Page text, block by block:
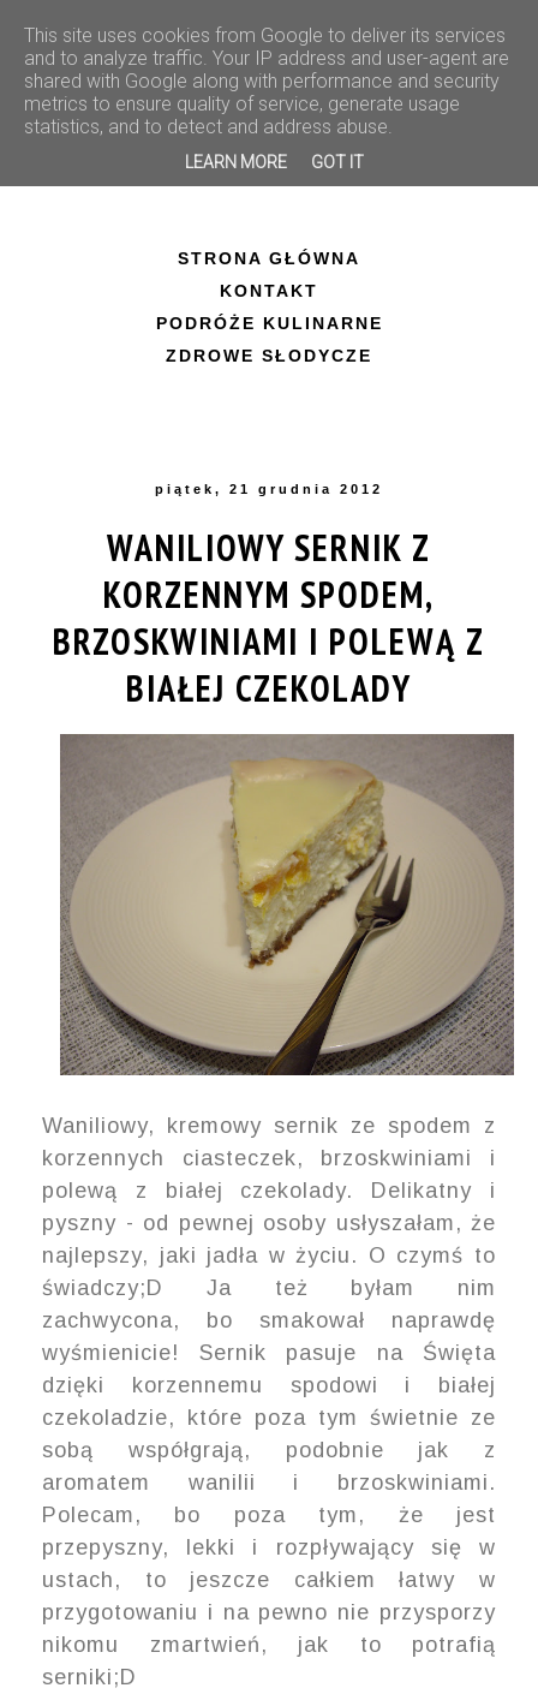
STRONA GŁÓWNA
KONTAKT
PODRÓŻE KULINARNE
ZDROWE SŁODYCZE
piątek, 21 grudnia 2012
WANILIOWY SERNIK Z
KORZENNYM SPODEM,
BRZOSKWINIAMI I POLEWĄ Z
BIAŁEJ CZEKOLADY
Waniliowy, kremowy sernik ze spodem z
korzennych ciasteczek, brzoskwiniami i
polewą z białej czekolady. Delikatny i
pyszny - od pewnej osoby usłyszałam, że
najlepszy, jaki jadła w życiu. O czymś to
świadczy;D Ja też byłam nim
zachwycona, bo smakował naprawdę
wyśmienicie! Sernik pasuje na Święta
dzięki korzennemu spodowi i białej
czekoladzie, które poza tym świetnie ze
sobą współgrają, podobnie jak z
aromatem wanilii i brzoskwiniami.
Polecam, bo poza tym, że jest
przepyszny, lekki i rozpływający się w
ustach, to jeszcze całkiem łatwy w
przygotowaniu i na pewno nie przysporzy
nikomu zmartwień, jak to potrafią
serniki;D
This site uses cookies from Google to deliver its services
and to analyze traffic. Your IP address and user-agent are
shared with Google along with performance and security
metrics to ensure quality of service, generate usage
statistics, and to detect and address abuse.
LEARN MORE GOT IT